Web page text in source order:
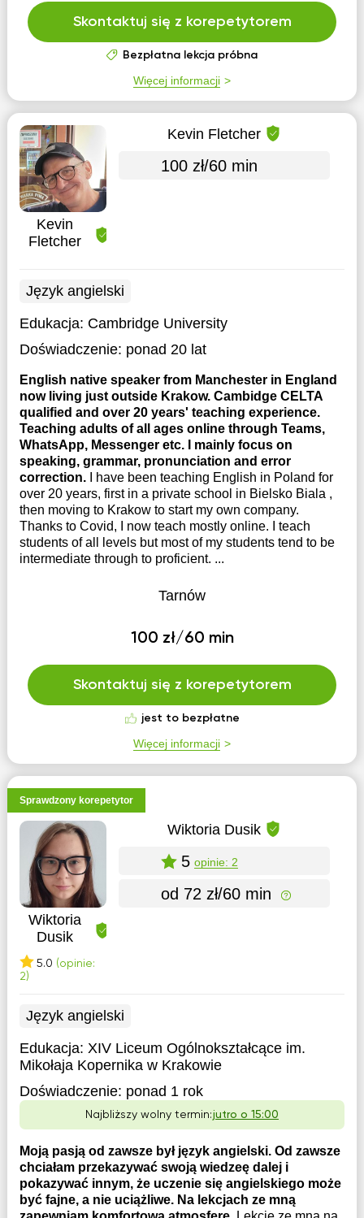
Skontaktuj się z korepetytorem
Bezpłatna lekcja próbna
Więcej informacji
Kevin
Fletcher
Kevin Fletcher
100 zł/60 min
Język angielski
Edukacja: Cambridge University
Doświadczenie: ponad 20 lat
English native speaker from Manchester in England
now living just outside Krakow. Cambidge CELTA
qualified and over 20 years' teaching experience.
Teaching adults of all ages online through Teams,
WhatsApp, Messenger etc. I mainly focus on
speaking, grammar, pronunciation and error
correction.
I have been teaching English in Poland for
over 20 years, first in a private school in Bielsko Biala ,
then moving to Krakow to start my own company.
Thanks to Covid, I now teach mostly online. I teach
students of all levels but most of my students tend to be
intermediate through to proficient. ...
Tarnów
100 zł/60 min
Skontaktuj się z korepetytorem
jest to bezpłatne
Więcej informacji
Sprawdzony korepetytor
Wiktoria
Dusik
5.0 (opinie:
2)
Wiktoria Dusik
5 opinie: 2
od 72 zł/60 min
Język angielski
Edukacja: XIV Liceum Ogólnokształcące im.
Mikołaja Kopernika w Krakowie
Doświadczenie: ponad 1 rok
Najbliższy wolny termin:jutro o 15:00
Moją pasją od zawsze był język angielski. Od zawsze
chciałam przekazywać swoją wiedzeę dalej i
pokazywać innym, że uczenie się angielskiego może
być fajne, a nie uciążliwe. Na lekcjach ze mną